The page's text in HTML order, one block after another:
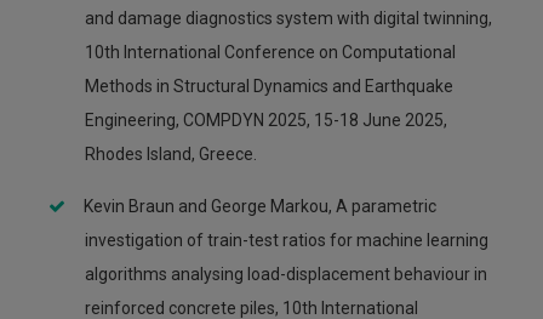
and damage diagnostics system with digital twinning,
10th International Conference on Computational
Methods in Structural Dynamics and Earthquake
Engineering, COMPDYN 2025, 15-18 June 2025,
Rhodes Island, Greece.
Kevin Braun and George Markou, A parametric
investigation of train-test ratios for machine learning
algorithms analysing load-displacement behaviour in
reinforced concrete piles, 10th International